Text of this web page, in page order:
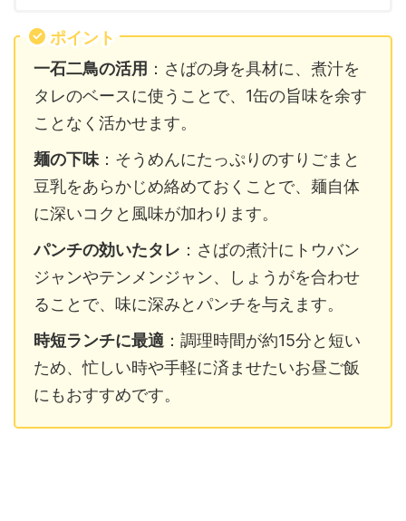
ポイント
一石二鳥の活用 ：さばの身を具材に、煮汁を
タレのベースに使うことで、1缶の旨味を余す
ことなく活かせます。
麺の下味 ：そうめんにたっぷりのすりごまと
豆乳をあらかじめ絡めておくことで、麺自体
に深いコクと風味が加わります。
パンチの効いたタレ ：さばの煮汁にトウバン
ジャンやテンメンジャン、しょうがを合わせ
ることで、味に深みとパンチを与えます。
時短ランチに最適 ：調理時間が約15分と短い
ため、忙しい時や手軽に済ませたいお昼ご飯
にもおすすめです。